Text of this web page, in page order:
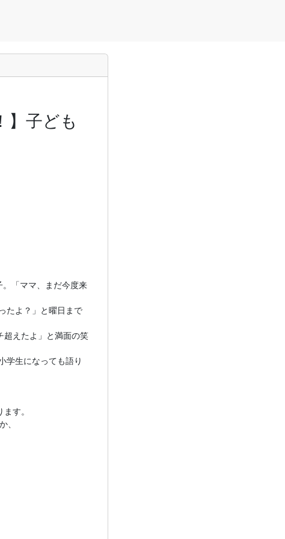
】子ども
「ママ、まだ今度来
たよ？」と曜日まで
超えたよ」と満面の笑
学生になっても語り
す。
、